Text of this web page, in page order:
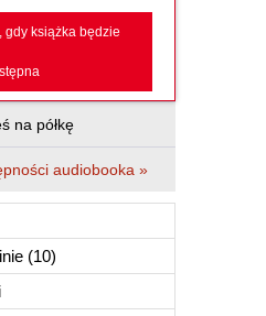
gdy książka będzie
na półkę
audiobooka »
(10)